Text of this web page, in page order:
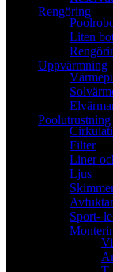
Rengöring
Liten
Uppvärmning
Poolutrustning
Filter
Liner
Ljus
Sport-